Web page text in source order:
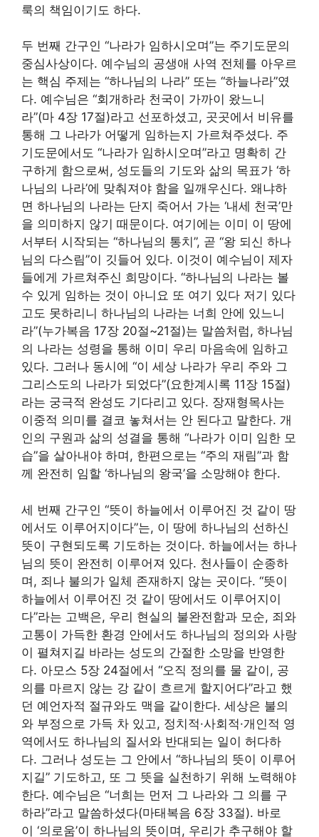
룩의 책임이기도 하다.
두 번째 간구인 “나라가 임하시오며”는 주기도문의
중심사상이다. 예수님의 공생애 사역 전체를 아우르
는 핵심 주제는 “하나님의 나라” 또는 “하늘나라”였
다. 예수님은 “회개하라 천국이 가까이 왔느니
라”(마 4장 17절)라고 선포하셨고, 곳곳에서 비유를
통해 그 나라가 어떻게 임하는지 가르쳐주셨다. 주
기도문에서도 “나라가 임하시오며”라고 명확히 간
구하게 함으로써, 성도들의 기도와 삶의 목표가 ‘하
나님의 나라’에 맞춰져야 함을 일깨우신다. 왜냐하
면 하나님의 나라는 단지 죽어서 가는 ‘내세 천국’만
을 의미하지 않기 때문이다. 여기에는 이미 이 땅에
서부터 시작되는 “하나님의 통치”, 곧 “왕 되신 하나
님의 다스림”이 깃들어 있다. 이것이 예수님이 제자
들에게 가르쳐주신 희망이다. “하나님의 나라는 볼
수 있게 임하는 것이 아니요 또 여기 있다 저기 있다
고도 못하리니 하나님의 나라는 너희 안에 있느니
라”(누가복음 17장 20절~21절)는 말씀처럼, 하나님
의 나라는 성령을 통해 이미 우리 마음속에 임하고
있다. 그러나 동시에 “이 세상 나라가 우리 주와 그
그리스도의 나라가 되었다”(요한계시록 11장 15절)
라는 궁극적 완성도 기다리고 있다. 장재형목사는
이중적 의미를 결코 놓쳐서는 안 된다고 말한다. 개
인의 구원과 삶의 성결을 통해 “나라가 이미 임한 모
습”을 살아내야 하며, 한편으로는 “주의 재림”과 함
께 완전히 임할 ‘하나님의 왕국’을 소망해야 한다.
세 번째 간구인 “뜻이 하늘에서 이루어진 것 같이 땅
에서도 이루어지이다”는, 이 땅에 하나님의 선하신
뜻이 구현되도록 기도하는 것이다. 하늘에서는 하나
님의 뜻이 완전히 이루어져 있다. 천사들이 순종하
며, 죄나 불의가 일체 존재하지 않는 곳이다. “뜻이
하늘에서 이루어진 것 같이 땅에서도 이루어지이
다”라는 고백은, 우리 현실의 불완전함과 모순, 죄와
고통이 가득한 환경 안에서도 하나님의 정의와 사랑
이 펼쳐지길 바라는 성도의 간절한 소망을 반영한
다. 아모스 5장 24절에서 “오직 정의를 물 같이, 공
의를 마르지 않는 강 같이 흐르게 할지어다”라고 했
던 예언자적 절규와도 맥을 같이한다. 세상은 불의
와 부정으로 가득 차 있고, 정치적·사회적·개인적 영
역에서도 하나님의 질서와 반대되는 일이 허다하
다. 그러나 성도는 그 안에서 “하나님의 뜻이 이루어
지길” 기도하고, 또 그 뜻을 실천하기 위해 노력해야
한다. 예수님은 “너희는 먼저 그 나라와 그 의를 구
하라”라고 말씀하셨다(마태복음 6장 33절). 바로
이 ‘의로움’이 하나님의 뜻이며, 우리가 추구해야 할